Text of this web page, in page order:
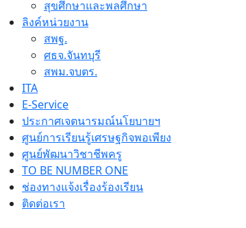
สุขศึกษาและพลศึกษา
ลิงค์หน่วยงาน
สพฐ.
ศธจ.จันทบุรี
สพม.จบตร.
ITA
E-Service
ประกาศเจตนารมณ์นโยบายฯ
ศูนย์การเรียนรู้เศรษฐกิจพอเพียง
ศูนย์พัฒนาวิชาชีพครู
TO BE NUMBER ONE
ช่องทางแจ้งเรื่องร้องเรียน
ติดต่อเรา